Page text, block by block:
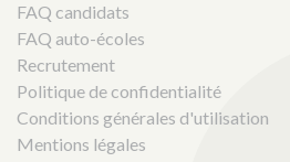
FAQ candidats
FAQ auto-écoles
Recrutement
Politique de confidentialité
Conditions générales d'utilisation
Mentions légales